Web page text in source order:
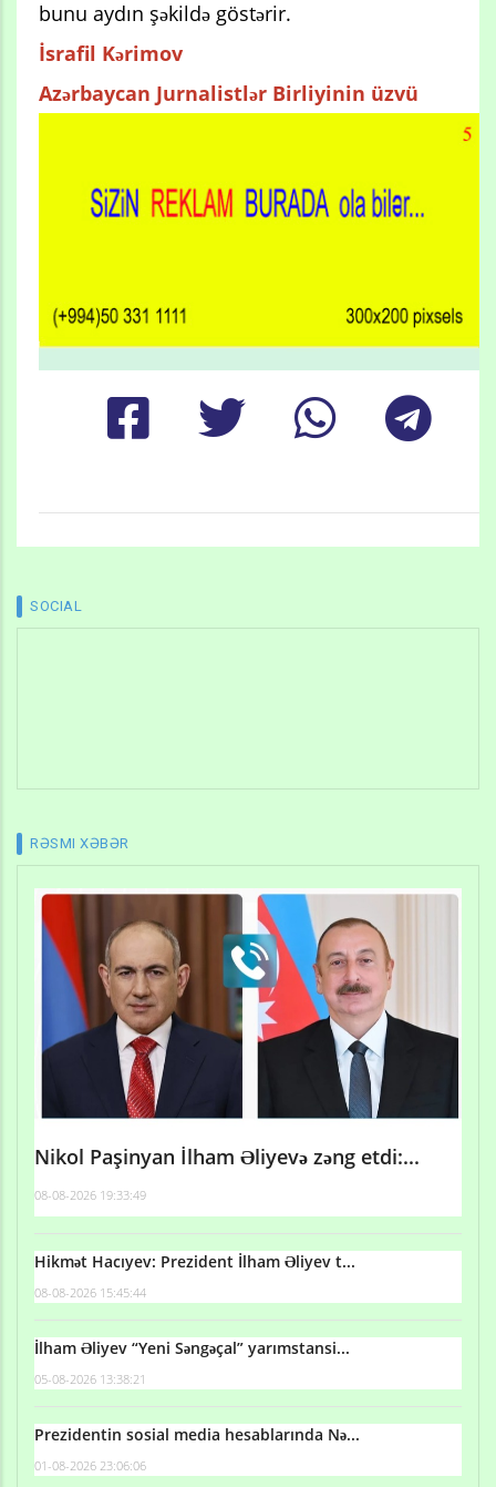
bunu aydın şəkildə göstərir.
İsrafil Kərimov
Azərbaycan Jurnalistlər Birliyinin üzvü
SOCIAL
RƏSMI XƏBƏR
Nikol Paşinyan İlham Əliyevə zəng etdi:...
08-08-2026 19:33:49
Hikmət Hacıyev: Prezident İlham Əliyev t...
08-08-2026 15:45:44
İlham Əliyev “Yeni Səngəçal” yarımstansi...
05-08-2026 13:38:21
Prezidentin sosial media hesablarında Nə...
01-08-2026 23:06:06